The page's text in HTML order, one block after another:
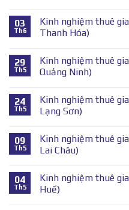
03
Th6
Kinh nghiệm thuê
Thanh Hóa)
29
Th5
Kinh nghiệm thuê
Quảng Ninh)
24
Th5
Kinh nghiệm thuê
Lạng Sơn)
09
Th5
Kinh nghiệm thuê
Lai Châu)
04
Th5
Kinh nghiệm thuê
Huế)